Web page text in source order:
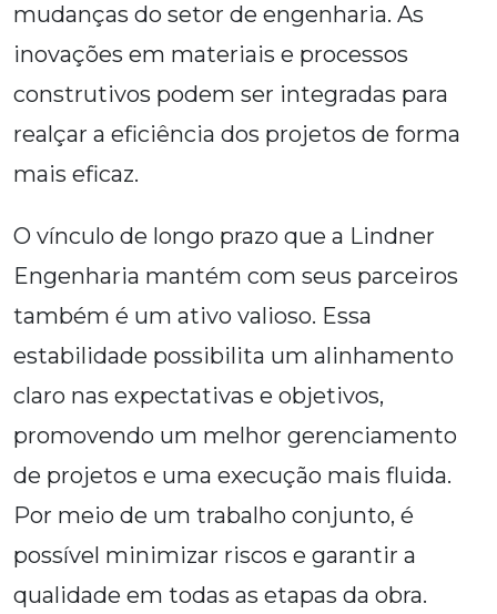
mudanças do setor de engenharia. As
inovações em materiais e processos
construtivos podem ser integradas para
realçar a eficiência dos projetos de forma
mais eficaz.
O vínculo de longo prazo que a Lindner
Engenharia mantém com seus parceiros
também é um ativo valioso. Essa
estabilidade possibilita um alinhamento
claro nas expectativas e objetivos,
promovendo um melhor gerenciamento
de projetos e uma execução mais fluida.
Por meio de um trabalho conjunto, é
possível minimizar riscos e garantir a
qualidade em todas as etapas da obra.